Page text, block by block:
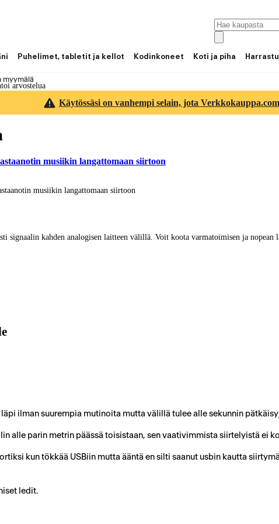
myymälä
Puhelimet, tabletit ja kellot Kodinkoneet Koti ja piha
arvostelua
Käytössäsi on vanhempi selain, jota
musiikin langattomaan siirtoon
musiikin langattomaan siirtoon
signaalin kahden analogisen laitteen välillä. Voit koota varmatoimisen ja
ilman suurempia mutinoita mutta välillä tulee alle sekunnin
alle parin metrin päässä toisistaan, sen vaativimmista siirtelyistä ei
kun tökkää USBiin mutta ääntä en silti saanut usbin kautta
ledit.